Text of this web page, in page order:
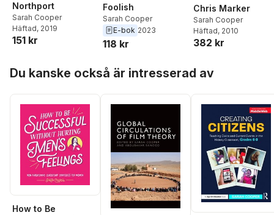
Northport
Sarah Cooper
Häftad, 2019
151 kr
Foolish
Sarah Cooper
E-bok 2023
118 kr
Chris Marker
Sarah Cooper
Häftad, 2010
382 kr
Du kanske också är intresserad av
How to Be